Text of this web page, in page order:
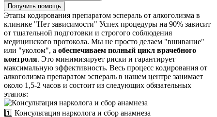
Получить помощь
Этапы кодирования препаратом эспераль от алкоголизма в
клинике "Нет зависимости" Успех процедуры на 90% зависит
от тщательной подготовки и строгого соблюдения
медицинского протокола. Мы не просто делаем "вшивание"
или "уколом", а обеспечиваем полный цикл врачебного
контроля. Это минимизирует риски и гарантирует
максимальную эффективность. Весь процесс кодирования от
алкоголизма препаратом эспераль в нашем центре занимает
около 1,5-2 часов и состоит из следующих обязательных
этапов:
1️⃣ Консультация нарколога и сбор анамнеза